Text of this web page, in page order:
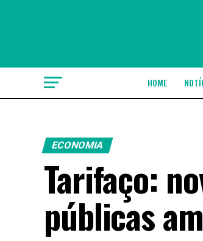
HOME
ECONOMIA
Tarifaço:
públicas